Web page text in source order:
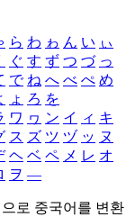
ら わ ゎ ん い ぃ
ぐ す ず つ づ っ
で ね へ べ ぺ め
ょ ろ を
ワ ヮ ン イ ィ キ
ス ズ ツ ヅ ッ ヌ
ヘ ベ ペ メ レ オ
ヲ ―
로 중국어를 변환